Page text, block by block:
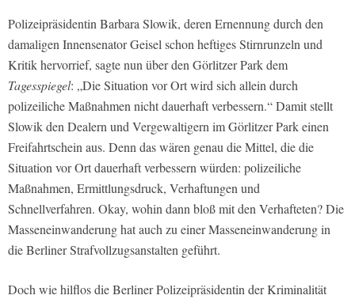
Polizeipräsidentin Barbara Slowik, deren Ernennung durch den
damaligen Innensenator Geisel schon heftiges Stirnrunzeln und
Kritik hervorrief, sagte nun über den Görlitzer Park dem
Tagesspiegel: „Die Situation vor Ort wird sich allein durch
polizeiliche Maßnahmen nicht dauerhaft verbessern.“ Damit stellt
Slowik den Dealern und Vergewaltigern im Görlitzer Park einen
Freifahrtschein aus. Denn das wären genau die Mittel, die die
Situation vor Ort dauerhaft verbessern würden: polizeiliche
Maßnahmen, Ermittlungsdruck, Verhaftungen und
Schnellverfahren. Okay, wohin dann bloß mit den Verhafteten? Die
Masseneinwanderung hat auch zu einer Masseneinwanderung in
die Berliner Strafvollzugsanstalten geführt.
Doch wie hilflos die Berliner Polizeipräsidentin der Kriminalität